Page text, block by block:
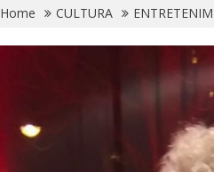
Home CULTURA